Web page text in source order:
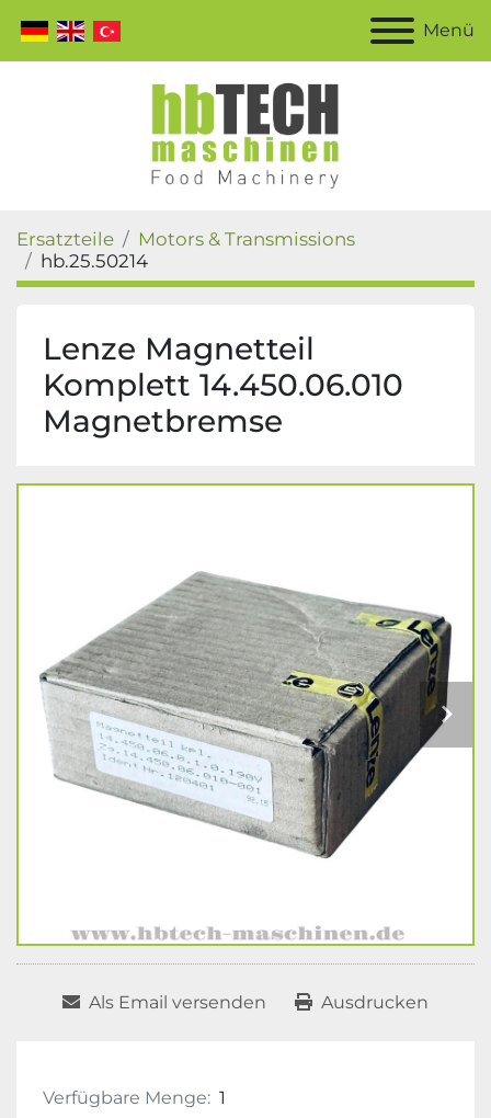
Menü
Ersatzteile
Motors & Transmissions
hb.25.50214
Lenze Magnetteil
Komplett 14.450.06.010
Magnetbremse
Als Email versenden Ausdrucken
Verfügbare Menge: 1